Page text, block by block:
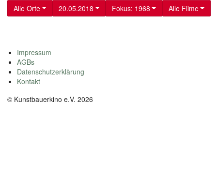
Alle Orte 20.05.2018 Fokus: 1968 Alle Filme
Impressum
AGBs
Datenschutzerklärung
Kontakt
© Kunstbauerkino e.V. 2026